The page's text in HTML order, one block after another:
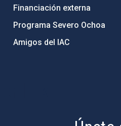
Financiación externa
Programa Severo Ochoa
Amigos del IAC